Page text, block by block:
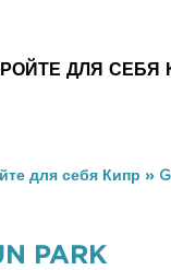
ДЛЯ СЕБЯ
для себя Кипр »
PARK